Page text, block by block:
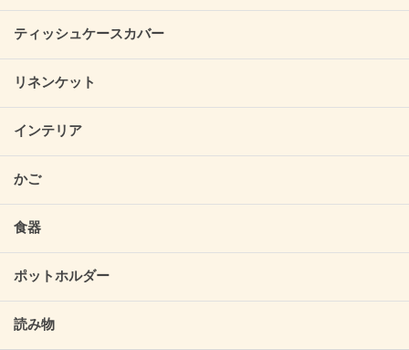
ティッシュケースカバー
リネンケット
インテリア
かご
食器
ポットホルダー
読み物